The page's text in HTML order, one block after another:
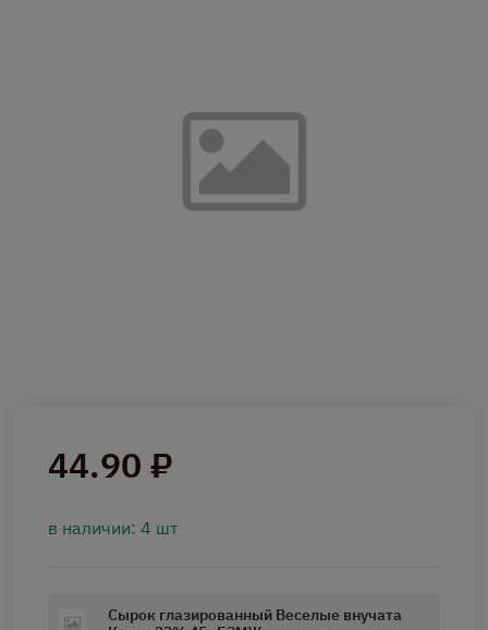
44.90 ₽
в наличии: 4 шт
Сырок глазированный Веселые внучата